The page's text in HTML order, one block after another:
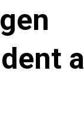
al